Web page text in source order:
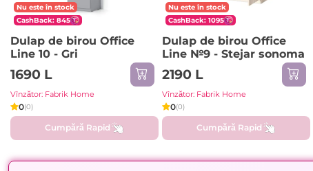
Nu este în stock
CashBack: 845
Dulap de birou Office
Line 10 - Gri
1690 L
Vînzător: Fabrik Home
0(0)
Cumpără Rapid
Nu este în stock
CashBack: 1095
Dulap de birou Office
Line №9 - Stejar sonoma
2190 L
Vînzător: Fabrik Home
0(0)
Cumpără Rapid